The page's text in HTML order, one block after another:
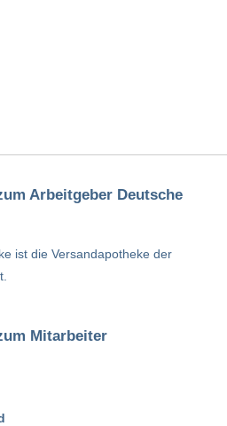
Arbeitgeber Deutsche
ist die Versandapotheke der
Mitarbeiter